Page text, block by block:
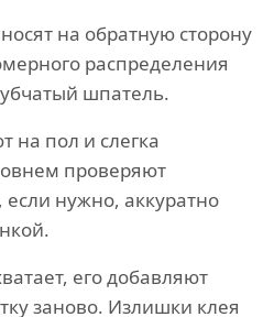
на обратную сторону
распределения
шпатель.
на пол и слегка
проверяют
если нужно, аккуратно
его добавляют
заново. Излишки клея